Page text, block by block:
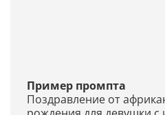
Пример промпта
Поздравление от